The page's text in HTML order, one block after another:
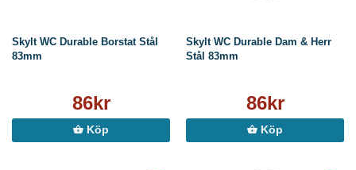
Skylt WC Durable Borstat Stål
83mm
86kr
Köp
Skylt WC Durable Dam & Herr
Stål 83mm
86kr
Köp